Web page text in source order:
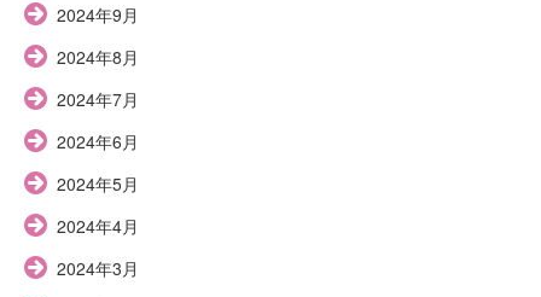
2024年9月
2024年8月
2024年7月
2024年6月
2024年5月
2024年4月
2024年3月